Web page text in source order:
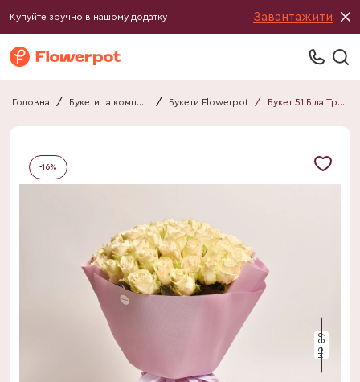
Купуйте зручно в нашому додатку Завантажити
Головна / Букети та композиції / Букети Flowerpot / Букет 51 Біла Троянда F725
60 см
-16%